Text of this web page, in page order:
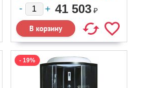
41 503 ₽
- 19%